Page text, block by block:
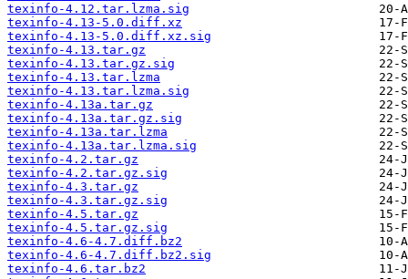
texinfo-4.12.tar.lzma.sig
texinfo-4.13-5.0.diff.xz
texinfo-4.13-5.0.diff.xz.sig
texinfo-4.13.tar.gz
texinfo-4.13.tar.gz.sig
texinfo-4.13.tar.lzma
texinfo-4.13.tar.lzma.sig
texinfo-4.13a.tar.gz
texinfo-4.13a.tar.gz.sig
texinfo-4.13a.tar.lzma
texinfo-4.13a.tar.lzma.sig
texinfo-4.2.tar.gz
texinfo-4.2.tar.gz.sig
texinfo-4.3.tar.gz
texinfo-4.3.tar.gz.sig
texinfo-4.5.tar.gz
texinfo-4.5.tar.gz.sig
texinfo-4.6-4.7.diff.bz2
texinfo-4.6-4.7.diff.bz2.sig
texinfo-4.6.tar.bz2